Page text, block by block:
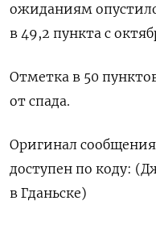
ожиданиям
в 49,2 пункта с
Отметка в 50
от спада.
Оригинал
доступен по коду:
в Гданьске)